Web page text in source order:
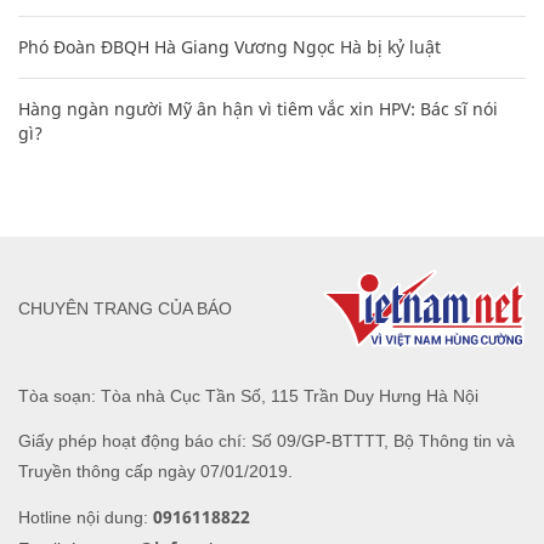
Phó Đoàn ĐBQH Hà Giang Vương Ngọc Hà bị kỷ luật
Hàng ngàn người Mỹ ân hận vì tiêm vắc xin HPV: Bác sĩ nói
gì?
Tòa soạn: Tòa nhà Cục Tần Số, 115 Trần Duy Hưng Hà Nội
Giấy phép hoạt động báo chí: Số 09/GP-BTTTT, Bộ Thông tin và
Truyền thông cấp ngày 07/01/2019.
Hotline nội dung: 0916118822
CHUYÊN TRANG CỦA BÁO